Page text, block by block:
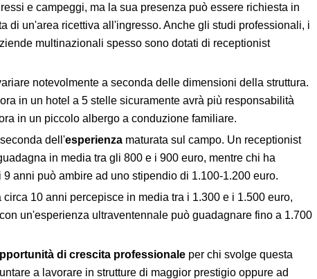
e campeggi, ma la sua presenza può essere richiesta in
di un'area ricettiva all'ingresso. Anche gli studi professionali, i
multinazionali spesso sono dotati di receptionist
notevolmente a seconda delle dimensioni della struttura.
in un hotel a 5 stelle sicuramente avrà più responsabilità
in un piccolo albergo a conduzione familiare.
dell'esperienza maturata sul campo. Un receptionist
in media tra gli 800 e i 900 euro, mentre chi ha
9 anni può ambire ad uno stipendio di 1.100-1.200 euro.
10 anni percepisce in media tra i 1.300 e i 1.500 euro,
un'esperienza ultraventennale può guadagnare fino a 1.700
di crescita professionale per chi svolge questa
a lavorare in strutture di maggior prestigio oppure ad